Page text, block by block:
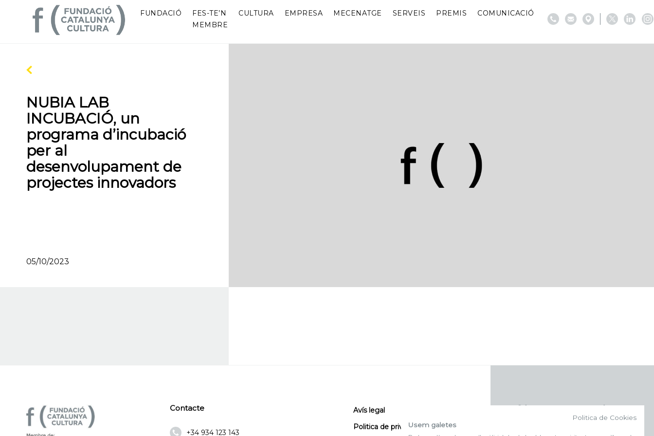
FUNDACIÓ
FES-TE’N
MEMBRE
CULTURA EMPRESA MECENATGE SERVEIS PREMIS COMUNICACIÓ
NUBIA LAB
INCUBACIÓ, un
programa d’incubació
per al
desenvolupament de
projectes innovadors
05/10/2023
Contacte
+34 934 123 143
Avís legal
Politica de privacitat
Politica de Cookies
Usem galetes